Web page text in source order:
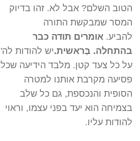
הטוב השלם? אבל לא. זהו בדיוק
המסר שמבקשת התורה
להביע. אומרים תודה כבר
בהתחלה. בַּראשית.יש להודות לה'
על כל צעד קטן. מלבד הידיעה שכל
פסיעה מקרבת אותנו למטרה
הסופית והנכספת, גם כל שלב
בצמיחה הוא יעד בפני עצמו, וראוי
להודות עליו.